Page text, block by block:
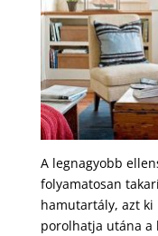
A legnagyobb
folyamatosan
hamutartály, azt ki
porolhatja utána a